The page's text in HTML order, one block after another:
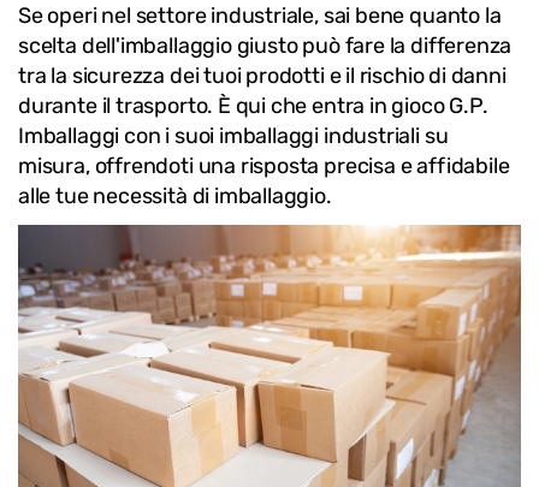
Se operi nel settore industriale, sai bene quanto la
scelta dell'imballaggio giusto può fare la differenza
tra la sicurezza dei tuoi prodotti e il rischio di danni
durante il trasporto. È qui che entra in gioco G.P.
Imballaggi con i suoi imballaggi industriali su
misura, offrendoti una risposta precisa e affidabile
alle tue necessità di imballaggio.